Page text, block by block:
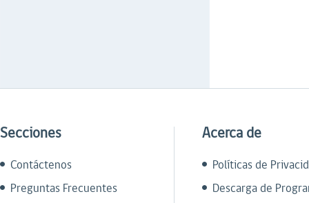
Secciones
Contáctenos
Preguntas Frecuentes
Acerca de
Políticas de
Descarga de